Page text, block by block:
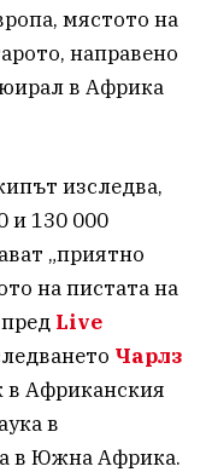
мястото на
направено
в Африка
изследва,
и 130 000
„приятно
на пистата на
Live
Чарлз
в Африканския
в
в Южна Африка.